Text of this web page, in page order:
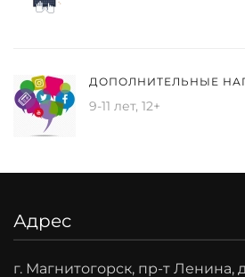
ДОПОЛНИТЕЛЬНЫЕ
9-11 лет, 12+
Адрес
г. Магнитогорск, пр-т Ленина,